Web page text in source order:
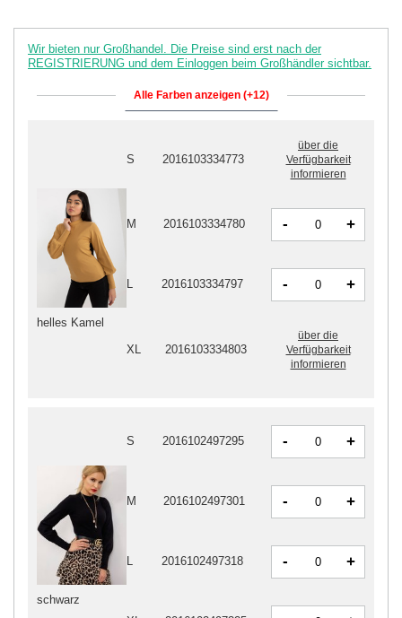
Wir bieten nur Großhandel. Die Preise sind erst nach der
REGISTRIERUNG und dem Einloggen beim Großhändler sichtbar.
Alle Farben anzeigen (+12)
schwarz
S 2016102497295 - +
M 2016102497301 - +
L 2016102497318 - +
helles Kamel
S 2016103334773
über die
Verfügbarkeit
informieren
M 2016103334780 - +
L 2016103334797 - +
XL 2016103334803
über die
Verfügbarkeit
informieren